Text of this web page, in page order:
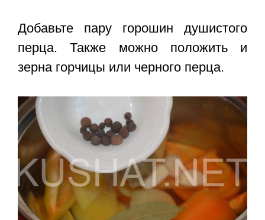
Добавьте пару горошин душистого
перца. Также можно положить и
зерна горчицы или черного перца.